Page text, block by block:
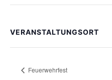
VERANSTALTUNGSORT
Feuerwehrfest